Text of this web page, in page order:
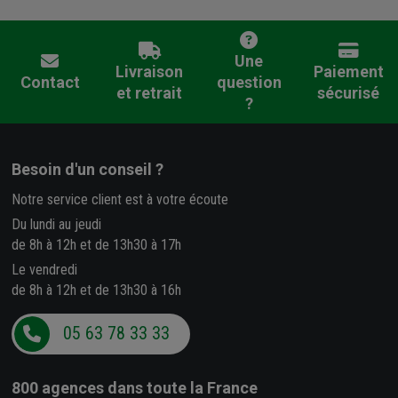
Contact
Livraison
et retrait
Une
question
?
Paiement
sécurisé
Besoin d'un conseil ?
Notre service client est à votre écoute
Du lundi au jeudi
de 8h à 12h et de 13h30 à 17h
Le vendredi
de 8h à 12h et de 13h30 à 16h
05 63 78 33 33
800 agences dans toute la France